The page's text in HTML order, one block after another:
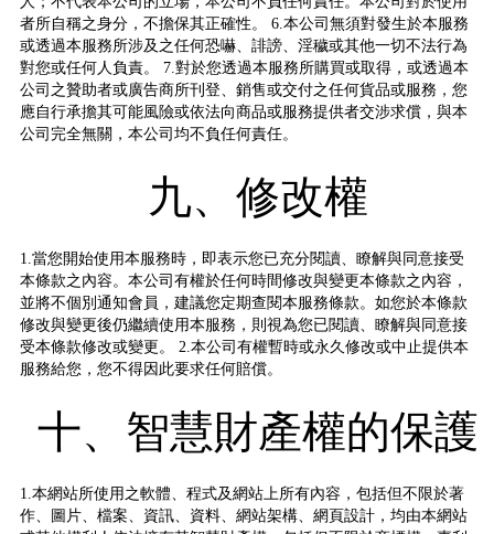
者所自稱之身分，不擔保其正確性。 6.本公司無須對發生於本服務
或透過本服務所涉及之任何恐嚇、誹謗、淫穢或其他一切不法行為
對您或任何人負責。 7.對於您透過本服務所購買或取得，或透過本
公司之贊助者或廣告商所刊登、銷售或交付之任何貨品或服務，您
應自行承擔其可能風險或依法向商品或服務提供者交涉求償，與本
公司完全無關，本公司均不負任何責任。
九、修改權
1.當您開始使用本服務時，即表示您已充分閱讀、瞭解與同意接受
本條款之內容。本公司有權於任何時間修改與變更本條款之內容，
並將不個別通知會員，建議您定期查閱本服務條款。如您於本條款
修改與變更後仍繼續使用本服務，則視為您已閱讀、瞭解與同意接
受本條款修改或變更。 2.本公司有權暫時或永久修改或中止提供本
服務給您，您不得因此要求任何賠償。
十、智慧財產權的保護
1.本網站所使用之軟體、程式及網站上所有內容，包括但不限於著
作、圖片、檔案、資訊、資料、網站架構、網頁設計，均由本網站